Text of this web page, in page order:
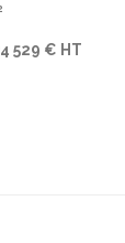
529 € HT